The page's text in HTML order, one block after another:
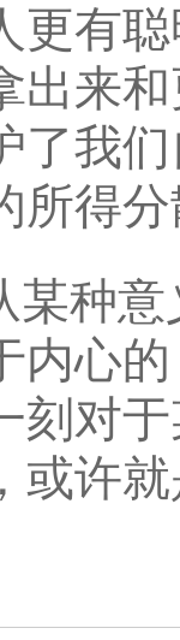
更有
出来
了我
所得
某种
内心
刻对
或许